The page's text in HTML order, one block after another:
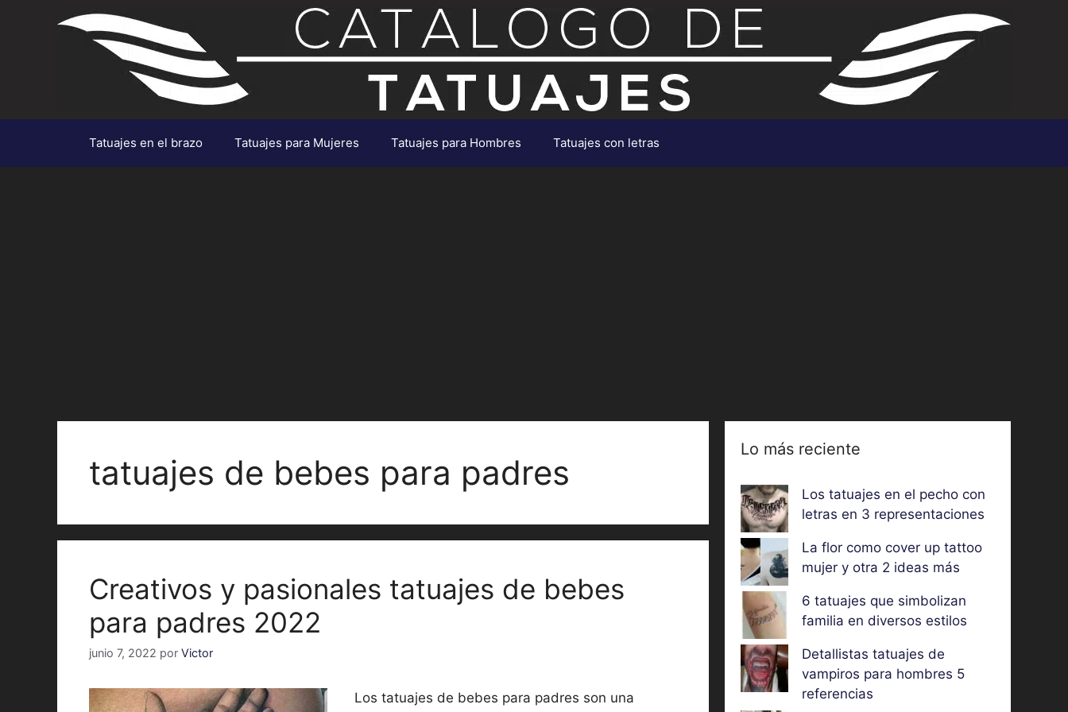
Tatuajes en el brazo Tatuajes para Mujeres Tatuajes para Hombres Tatuajes con letras
tatuajes de bebes para padres
Creativos y pasionales tatuajes de bebes
para padres 2022
junio 7, 2022 por Victor
Los tatuajes de bebes para padres son una
Lo más reciente
Los tatuajes en el pecho con
letras en 3 representaciones
La flor como cover up tattoo
mujer y otra 2 ideas más
6 tatuajes que simbolizan
familia en diversos estilos
Detallistas tatuajes de
vampiros para hombres 5
referencias